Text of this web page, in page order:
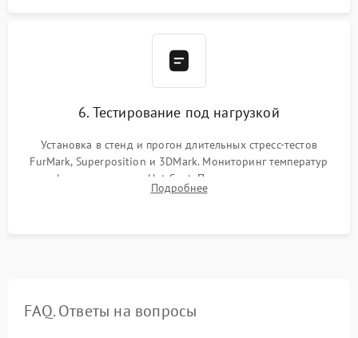
6. Тестирование под нагрузкой
Установка в стенд и прогон длительных стресс-тестов
FurMark, Superposition и 3DMark. Мониторинг температур
графического чипа и Hot Spot. Проверка на отсутствие
артефактов изображения, вылетов драйвера и зависаний.
Подробнее
FAQ. Ответы на вопросы